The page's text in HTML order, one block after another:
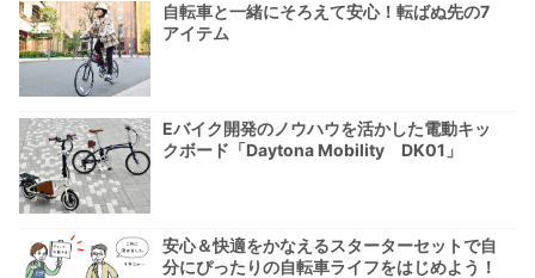
自転車と一緒にそろえて安心！転ばぬ先の7
アイテム
Eバイク開発のノウハウを活かした電動キッ
クボード「Daytona Mobility DK01」
安心＆快適をかなえるスターターセットで自
分にぴったりの自転車ライフをはじめよう！